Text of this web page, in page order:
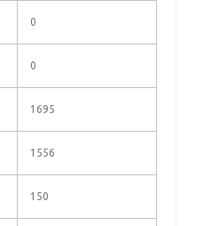
0
0
1695
1556
150